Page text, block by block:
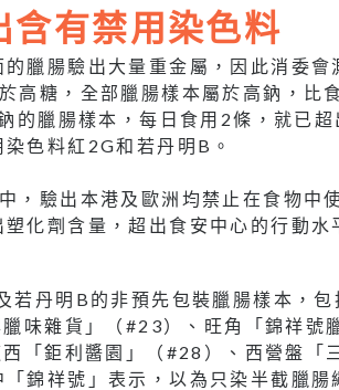
含有禁用染色料
臘腸驗出大量重金屬，因此消委
高糖，全部臘腸樣本屬於高鈉，比
的臘腸樣本，每日食用2條，就已
色料紅2G和若丹明B。
，驗出本港及歐洲均禁止在食物中
化劑含量，超出食安中心的行動水
若丹明B的非預先包裝臘腸樣本，包
臘味雜貨」（#23）、旺角「錦祥
「鉅利醬園」（#28）、西營盤「
錦祥號」表示，以為只染半截臘